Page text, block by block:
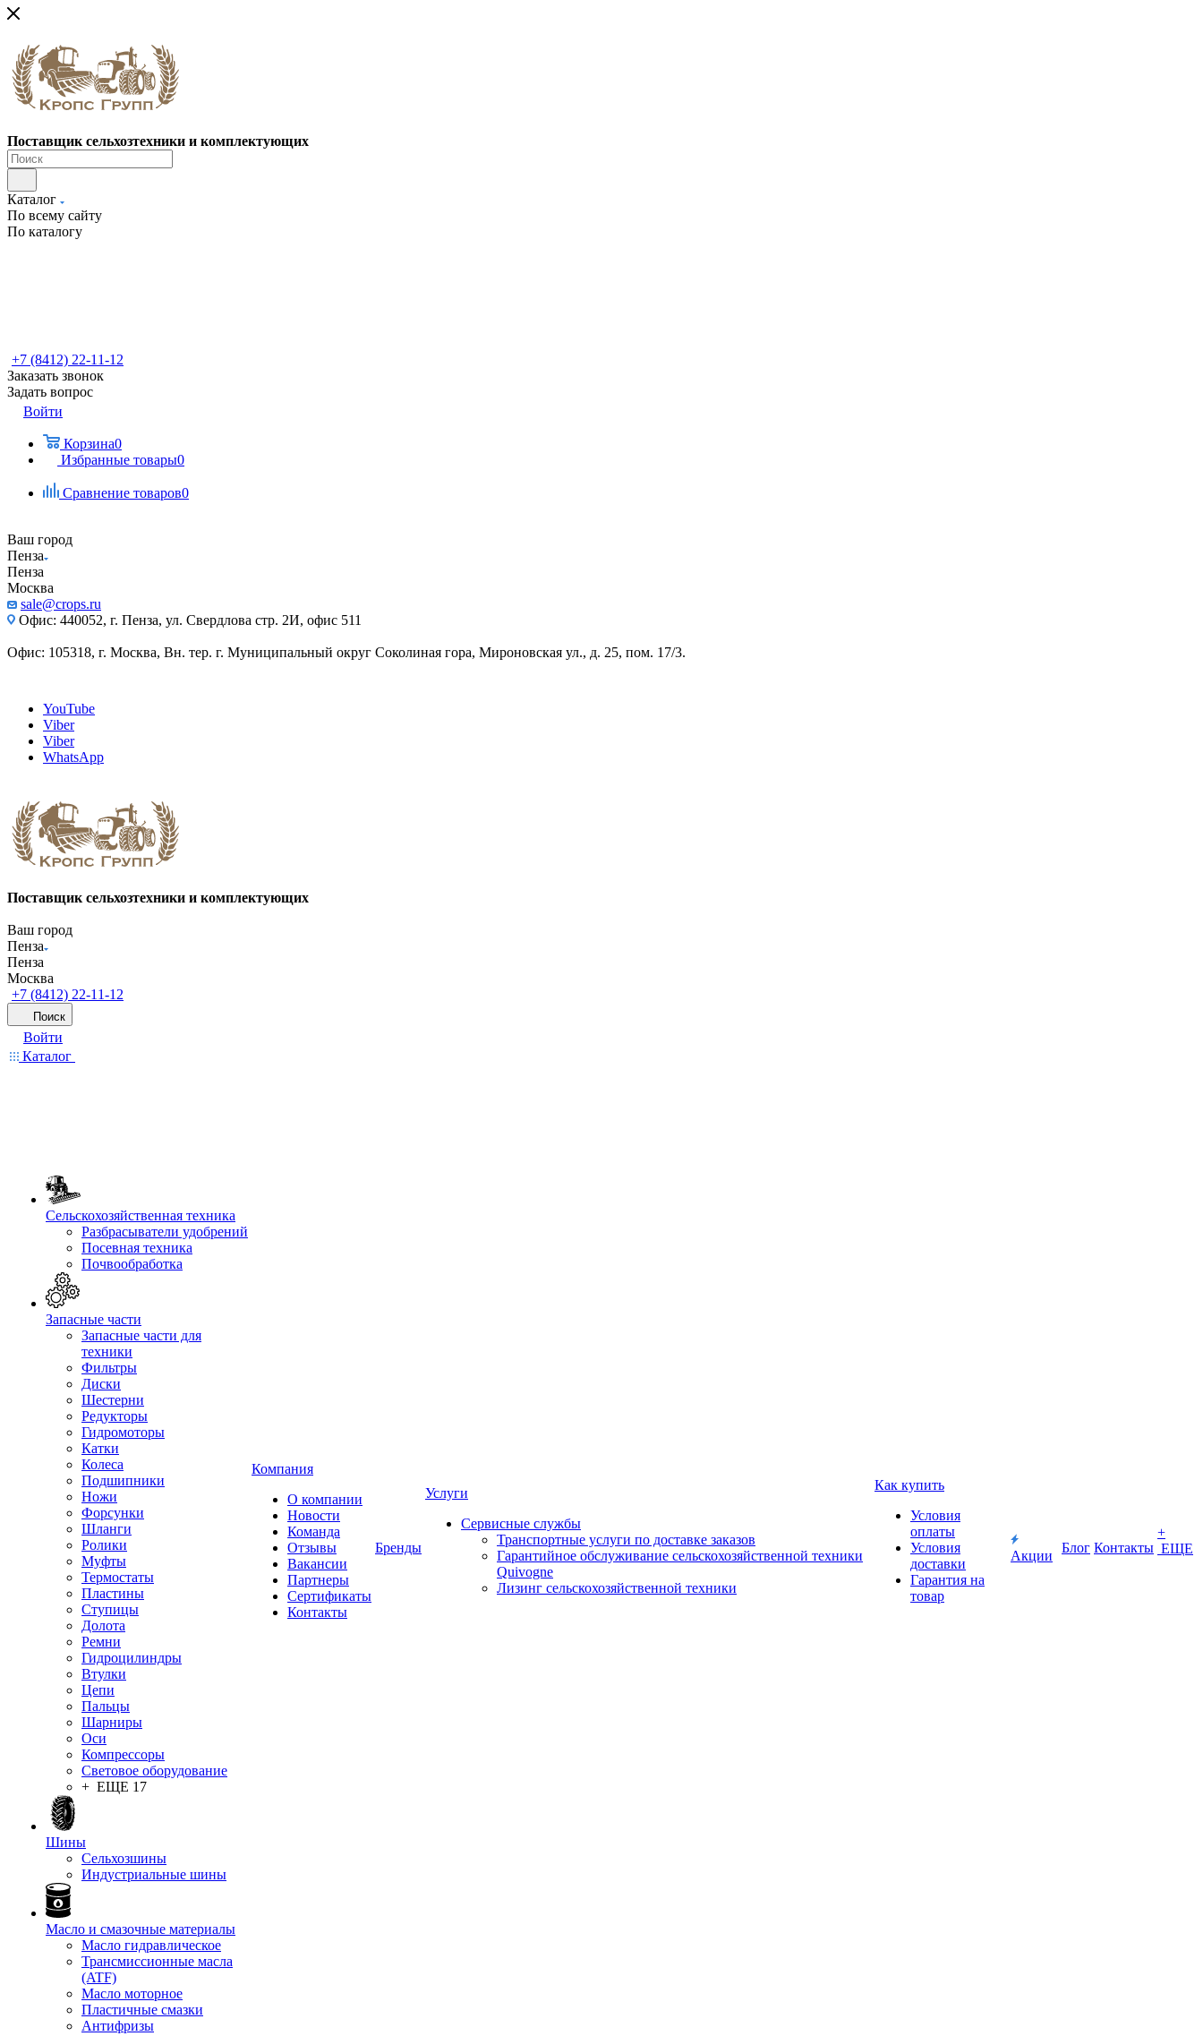
Поставщик сельхозтехники и комплектующих
Каталог
По всему сайту
По каталогу
+7 (8412) 22-11-12
Заказать звонок
Задать вопрос
Войти
Корзина0
Избранные товары0
Сравнение товаров0
Ваш город
Пенза
Пенза
Москва
sale@crops.ru
Офис: 440052, г. Пенза, ул. Свердлова стр. 2И, офис 511
Офис: 105318, г. Москва, Вн. тер. г. Муниципальный округ Соколиная гора, Мироновская ул., д. 25, пом. 17/3.
YouTube
Viber
Viber
WhatsApp
Поставщик сельхозтехники и комплектующих
Ваш город
Пенза
Пенза
Москва
+7 (8412) 22-11-12
Поиск
Войти
Каталог
Сельскохозяйственная техника
Разбрасыватели удобрений
Посевная техника
Почвообработка
Запасные части
Запасные части для
техники
Фильтры
Диски
Шестерни
Редукторы
Гидромоторы
Катки
Колеса
Подшипники
Ножи
Форсунки
Шланги
Ролики
Муфты
Термостаты
Пластины
Ступицы
Долота
Ремни
Гидроцилиндры
Втулки
Цепи
Пальцы
Шарниры
Оси
Компрессоры
Световое оборудование
+ ЕЩЕ 17
Шины
Сельхозшины
Индустриальные шины
Масло и смазочные материалы
Масло гидравлическое
Трансмиссионные масла
(ATF)
Масло моторное
Пластичные смазки
Антифризы
Компания
О компании
Новости
Команда
Отзывы
Вакансии
Партнеры
Сертификаты
Контакты
Бренды
Услуги
Сервисные службы
Транспортные услуги по доставке заказов
Гарантийное обслуживание сельскохозяйственной техники
Quivogne
Лизинг сельскохозяйственной техники
Как купить
Условия
оплаты
Условия
доставки
Гарантия на
товар
Акции
Блог Контакты
+
ЕЩЕ